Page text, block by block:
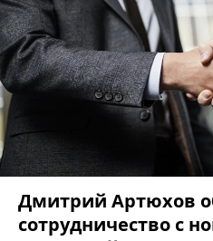
Дмитрий Артюхов
сотрудничество с